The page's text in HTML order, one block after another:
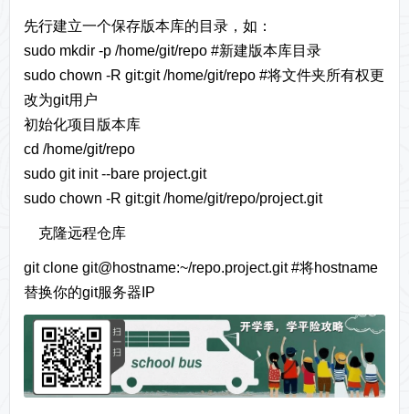
先行建立一个保存版本库的目录，如：
sudo mkdir -p /home/git/repo #新建版本库目录
sudo chown -R git:git /home/git/repo #将文件夹所有权更
改为git用户
初始化项目版本库
cd /home/git/repo
sudo git init --bare project.git
sudo chown -R git:git /home/git/repo/project.git
克隆远程仓库
git clone git@hostname:~/repo.project.git #将hostname
替换你的git服务器IP